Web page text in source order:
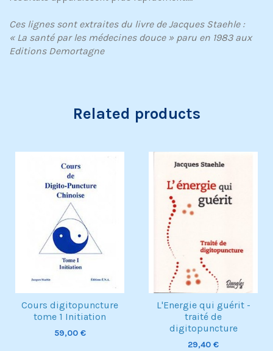
Ces lignes sont extraites du livre de Jacques Staehle :
« La santé par les médecines douce » paru en 1983 aux
Editions Demortagne
Related products
Cours digitopuncture
tome 1 Initiation
59,00 €
L'Energie qui guérit -
traité de
digitopuncture
29,40 €